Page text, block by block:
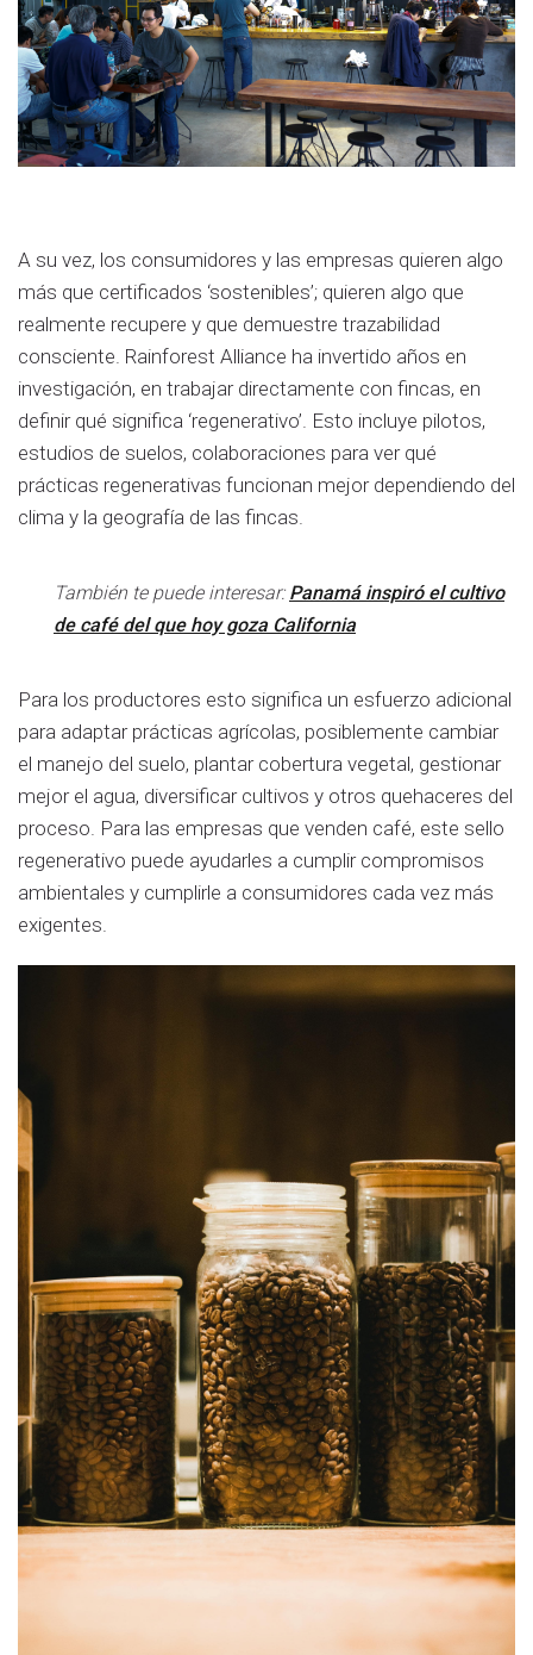
A su vez, los consumidores y las empresas quieren algo
más que certificados ‘sostenibles’; quieren algo que
realmente recupere y que demuestre trazabilidad
consciente. Rainforest Alliance ha invertido años en
investigación, en trabajar directamente con fincas, en
definir qué significa ‘regenerativo’. Esto incluye pilotos,
estudios de suelos, colaboraciones para ver qué
prácticas regenerativas funcionan mejor dependiendo del
clima y la geografía de las fincas.
También te puede interesar: Panamá inspiró el cultivo
de café del que hoy goza California
Para los productores esto significa un esfuerzo adicional
para adaptar prácticas agrícolas, posiblemente cambiar
el manejo del suelo, plantar cobertura vegetal, gestionar
mejor el agua, diversificar cultivos y otros quehaceres del
proceso. Para las empresas que venden café, este sello
regenerativo puede ayudarles a cumplir compromisos
ambientales y cumplirle a consumidores cada vez más
exigentes.